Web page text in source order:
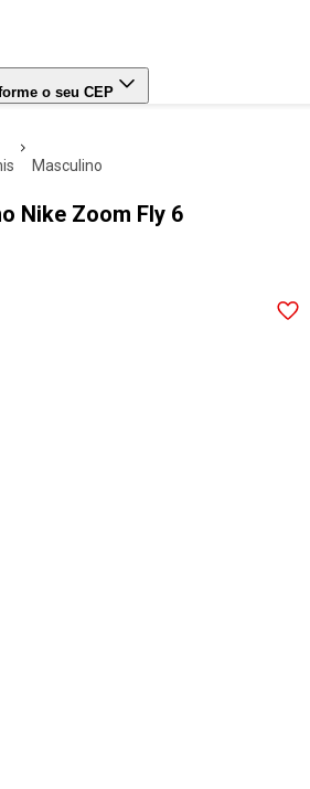
o seu CEP
masculino
Nike Zoom Fly 6